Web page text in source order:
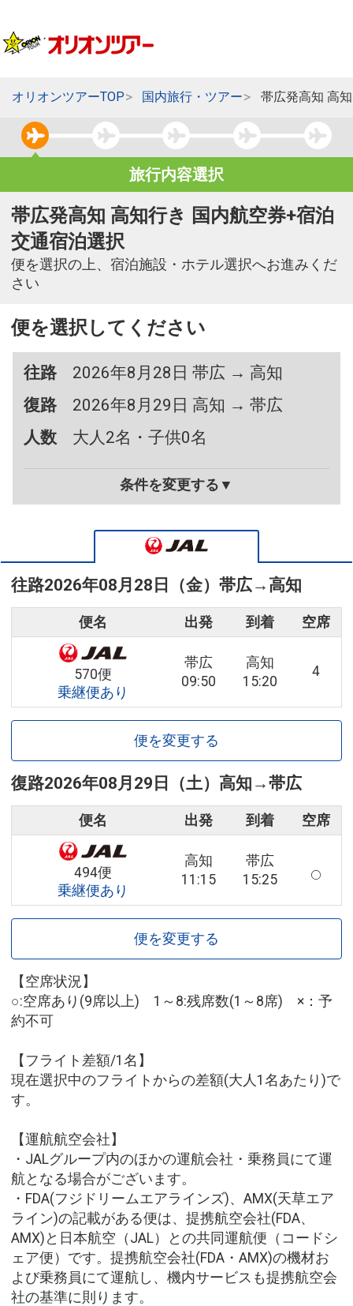
オリオンツアーTOP 国内旅行・ツアー 帯広発高知 高
旅行内容選択
帯広発高知 高知行き 国内航空券+宿泊
交通宿泊選択
便を選択の上、宿泊施設・ホテル選択へお進みくだ
さい
便を選択してください
往路
2026年8月28日 帯広 → 高知
復路
2026年8月29日 高知 → 帯広
人数
大人2名・子供0名
条件を変更する▼
往路2026年08月28日（金） 帯広→ 高知
便名 出発 到着 空席
570便
乗継便あり
帯広
09:50
高知
15:20
4
便を変更する
復路2026年08月29日（土） 高知 →帯広
便名 出発 到着 空席
494便
乗継便あり
高知
11:15
帯広
15:25
便を変更する
【空席状況】
○:空席あり(9席以上) 1～8:残席数(1～8席) ×：予
約不可
【フライト差額/1名】
現在選択中のフライトからの差額(大人1名あたり)で
す。
【運航航空会社】
・JALグループ内のほかの運航会社・乗務員にて運
航となる場合がございます。
・FDA(フジドリームエアラインズ)、AMX(天草エア
ライン)の記載がある便は、提携航空会社(FDA、
AMX)と日本航空（JAL）との共同運航便（コードシ
ェア便）です。提携航空会社(FDA・AMX)の機材お
よび乗務員にて運航し、機内サービスも提携航空会
社の基準に則ります。